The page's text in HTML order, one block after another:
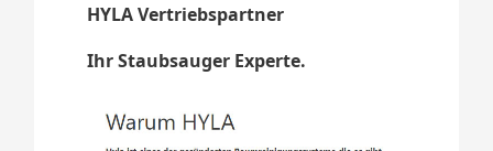
HYLA Vertriebspartner
Ihr Staubsauger Experte.